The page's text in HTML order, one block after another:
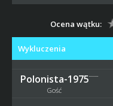
Ocena wątku:
Wykluczenia
Polonista-1975
Gość